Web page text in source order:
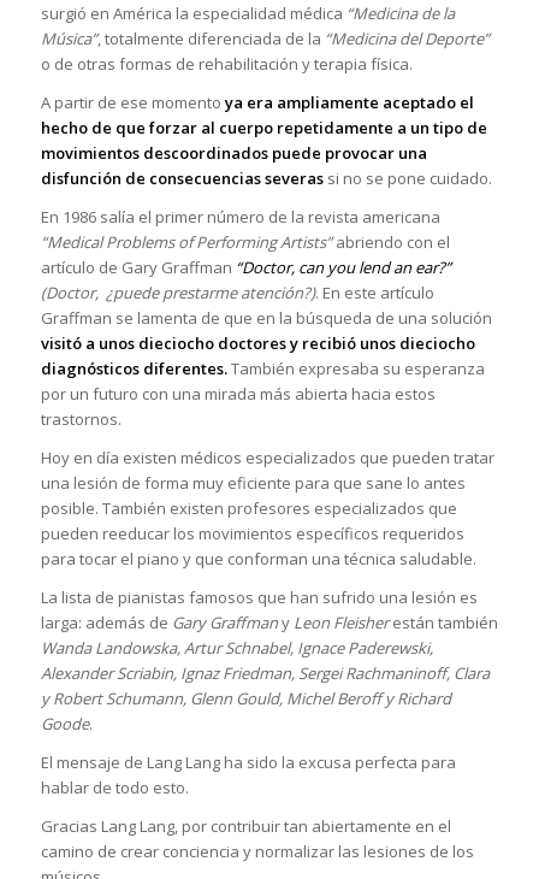
surgió en América la especialidad médica “Medicina de la
Música”, totalmente diferenciada de la “Medicina del Deporte”
o de otras formas de rehabilitación y terapia física.
A partir de ese momentoya era ampliamente aceptado el
hecho de que forzar al cuerpo repetidamente a un tipo de
movimientos descoordinados puede provocar una
disfunción de consecuencias severassi no se pone cuidado.
En 1986 salía el primer número de la revista americana
“Medical Problems of Performing Artists”abriendo con el
artículo de Gary Graffman “Doctor, can you lend an ear?”
(Doctor, ¿puede prestarme atención?). En este artículo
Graffman se lamenta de que en la búsqueda de una solución
visitó a unos dieciocho doctores y recibió unos dieciocho
diagnósticos diferentes.También expresaba su esperanza
por un futuro con una mirada más abierta hacia estos
trastornos.
Hoy en día existen médicos especializados que pueden tratar
una lesión de forma muy eficiente para que sane lo antes
posible. También existen profesores especializados que
pueden reeducar los movimientos específicos requeridos
para tocar el piano y que conforman una técnica saludable.
La lista de pianistas famosos que han sufrido una lesión es
larga: además de Gary Graffmany Leon Fleisherestán también
Wanda Landowska, Artur Schnabel, Ignace Paderewski,
Alexander Scriabin, Ignaz Friedman, Sergei Rachmaninoff, Clara
y Robert Schumann, Glenn Gould, Michel Beroff y Richard
Goode.
El mensaje de Lang Lang ha sido la excusa perfecta para
hablar de todo esto.
Gracias Lang Lang, por contribuir tan abiertamente en el
camino de crear conciencia y normalizar las lesiones de los